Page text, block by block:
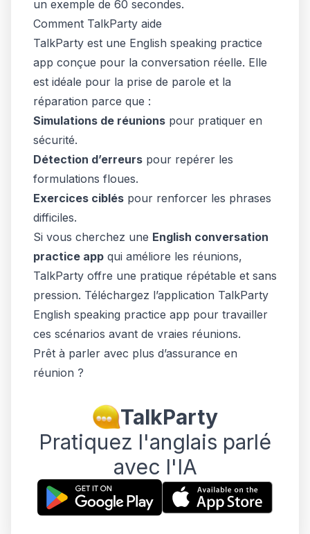
un exemple de 60 secondes.
Comment TalkParty aide
TalkParty est une English speaking practice
app conçue pour la conversation réelle. Elle
est idéale pour la prise de parole et la
réparation parce que :
Simulations de réunions pour pratiquer en
sécurité.
Détection d’erreurs pour repérer les
formulations floues.
Exercices ciblés pour renforcer les phrases
difficiles.
Si vous cherchez une English conversation
practice app qui améliore les réunions,
TalkParty offre une pratique répétable et sans
pression. Téléchargez l’application TalkParty
English speaking practice app pour travailler
ces scénarios avant de vraies réunions.
Prêt à parler avec plus d’assurance en
réunion ?
TalkParty
Pratiquez l'anglais parlé
avec l'IA